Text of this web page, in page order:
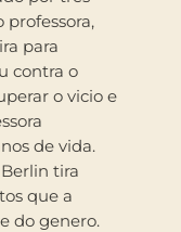
para
contra o
o vicio e
de vida.
tira
que a
do genero.